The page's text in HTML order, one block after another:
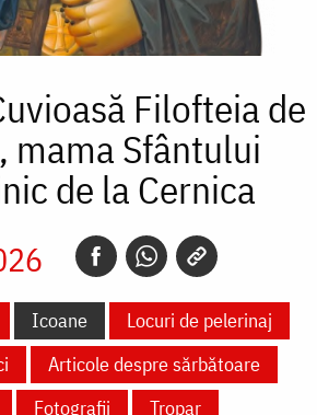
Filofteia de
mama Sfântului
de la Cernica
Icoane
Locuri de pelerinaj
Articole despre sărbătoare
Fotografii
Tropar